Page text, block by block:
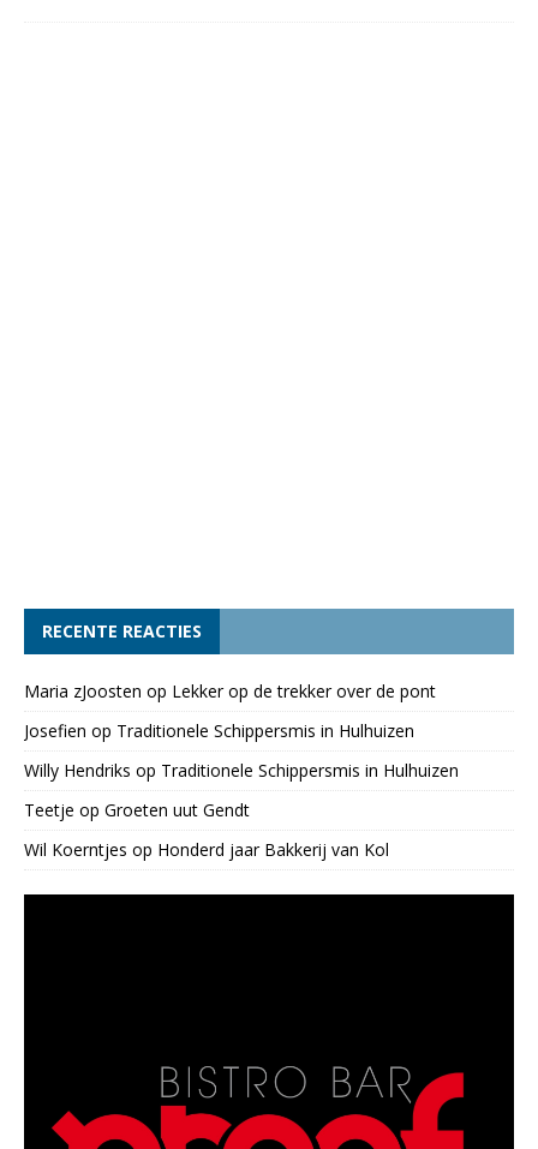
RECENTE REACTIES
Maria zJoosten op Lekker op de trekker over de pont
Josefien op Traditionele Schippersmis in Hulhuizen
Willy Hendriks op Traditionele Schippersmis in Hulhuizen
Teetje op Groeten uut Gendt
Wil Koerntjes op Honderd jaar Bakkerij van Kol